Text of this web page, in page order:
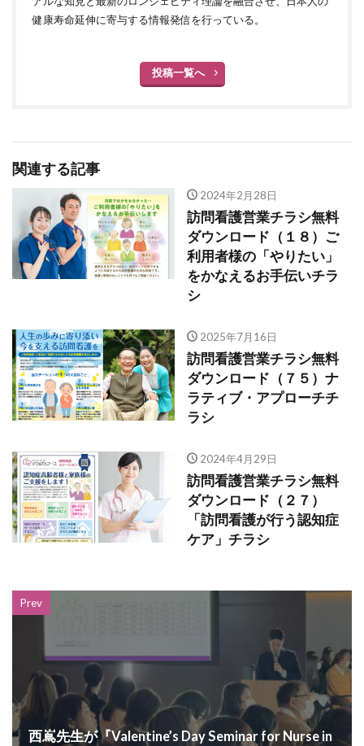
健康寿命延伸に寄与する情報発信を行っている。
投稿一覧へ
関連する記事
2024年2月28日
訪問看護営業チラシ無料
ダウンロード（１８）ご
利用者様の「やりたい」
をかなえるお手伝いチラ
シ
2025年7月16日
訪問看護営業チラシ無料
ダウンロード（７５）ナ
ラティブ・アプローチチ
ラシ
2024年4月29日
訪問看護営業チラシ無料
ダウンロード（２７）
「訪問看護が行う認知症
ケア」チラシ
Prev
西嶌先生が『Valentine’s Day Seminar for Nurse in